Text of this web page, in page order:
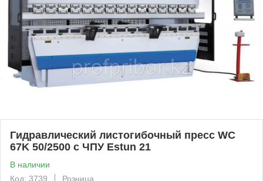
Гидравлический листогибочный пресс WC
67K 50/2500 с ЧПУ Estun 21
В наличии
Код: 3739
Розница